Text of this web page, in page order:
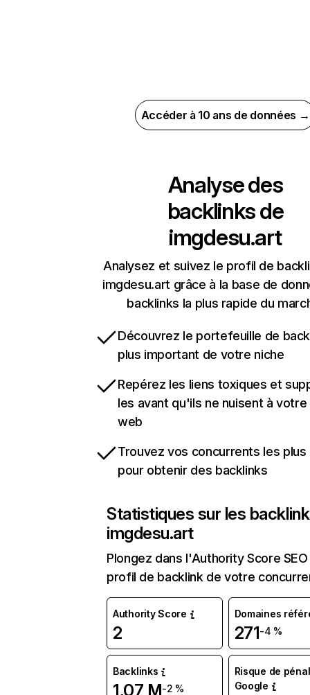
Accéder à 10 ans de données →
Analyse des
backlinks de
imgdesu.art
Analysez et suivez le profil de
imgdesu.art grâce à la base de
backlinks la plus rapide du
Découvrez le portefeuille de
plus important de votre niche
Repérez les liens toxiques et
les avant qu'ils ne nuisent à
web
Trouvez vos concurrents les
pour obtenir des backlinks
Statistiques sur les
imgdesu.art
Plongez dans l'Authority Score
profil de backlink de votre
Authority Score
2
Domaines
271-4 %
Backlinks
1,07 M-2 %
Risque de
Google